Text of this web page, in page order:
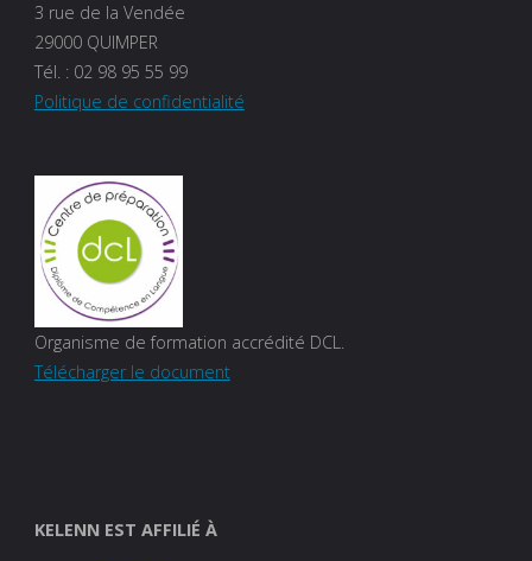
3 rue de la Vendée
29000 QUIMPER
Tél. : 02 98 95 55 99
Politique de confidentialité
Organisme de formation accrédité DCL.
Télécharger le document
KELENN EST AFFILIÉ À